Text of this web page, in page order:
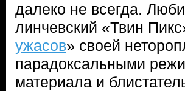
далеко не всегда.
линчевский «Твин
ужасов» своей
парадоксальными
материала и